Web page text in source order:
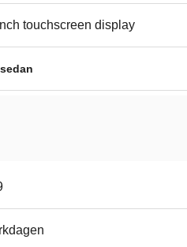
touchscreen display